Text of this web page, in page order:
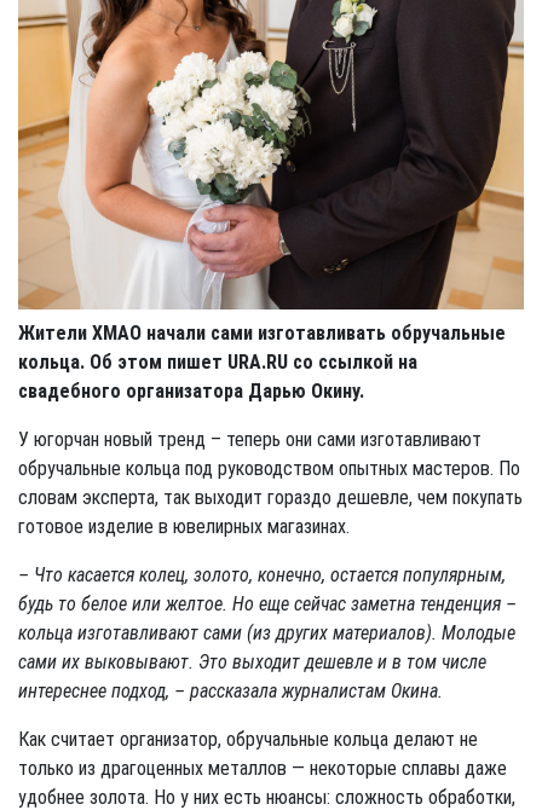
Жители ХМАО начали сами изготавливать обручальные
кольца. Об этом пишет URA.RU со ссылкой на
свадебного организатора Дарью Окину.
У югорчан новый тренд – теперь они сами изготавливают
обручальные кольца под руководством опытных мастеров. По
словам эксперта, так выходит гораздо дешевле, чем покупать
готовое изделие в ювелирных магазинах.
– Что касается колец, золото, конечно, остается популярным,
будь то белое или желтое. Но еще сейчас заметна тенденция –
кольца изготавливают сами (из других материалов). Молодые
сами их выковывают. Это выходит дешевле и в том числе
интереснее подход, – рассказала журналистам Окина.
Как считает организатор, обручальные кольца делают не
только из драгоценных металлов — некоторые сплавы даже
удобнее золота. Но у них есть нюансы: сложность обработки,